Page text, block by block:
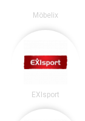
Möbelix
EXIsport